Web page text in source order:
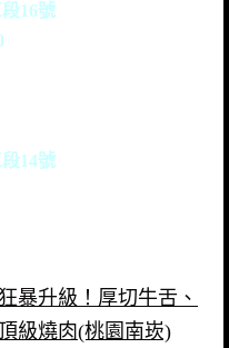
16號
14號
暴升級！厚切牛舌、
級燒肉(桃園南崁)